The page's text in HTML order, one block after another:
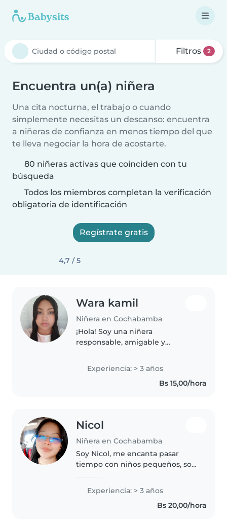
Filtros 2
Encuentra un(a) niñera
Una cita nocturna, el trabajo o cuando
simplemente necesitas un descanso: encuentra
a niñeras de confianza en menos tiempo del que
te lleva negociar la hora de acostarte.
80 niñeras activas que coinciden con tu
búsqueda
Todos los miembros completan la verificación
obligatoria de identificación
Regístrate gratis
4,7 / 5
Wara kamil
Niñera en Cochabamba
¡Hola! Soy una niñera
responsable, amigable y
experiencia cuidando bebés y
niños pequeños. Me encanta
hacer manualidades, música y
Experiencia: > 3 años
Bs 15,00/hora
Nicol
Niñera en Cochabamba
Soy Nicol, me encanta pasar
tiempo con niños pequeños, soy
me gusta poder enseñarles
Experiencia: > 3 años
Bs 20,00/hora